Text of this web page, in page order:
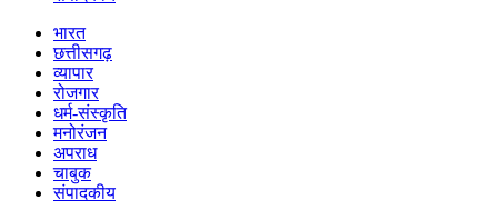
भारत
छत्तीसगढ़
व्यापार
रोजगार
धर्म-संस्कृति
मनोरंजन
अपराध
चाबुक
संपादकीय